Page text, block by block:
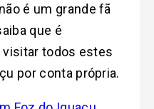
é um grande fã
que é
todos estes
por conta própria.